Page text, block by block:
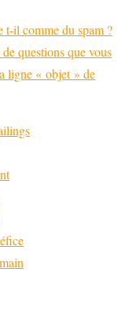
t-il comme du spam ?
questions que vous
ligne « objet » de